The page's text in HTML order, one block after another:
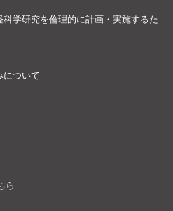
学研究を倫理的に計画・実施するた
について
ら